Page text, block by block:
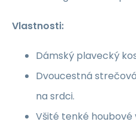
Vlastnosti:
Dámský plavecký
Dvoucestná
na srdci.
Všité tenké houbové